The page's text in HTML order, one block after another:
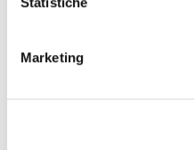
Marketing
SONO RESIDENTE A
ALLA PROVA/